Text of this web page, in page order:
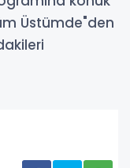
Üstümde"den